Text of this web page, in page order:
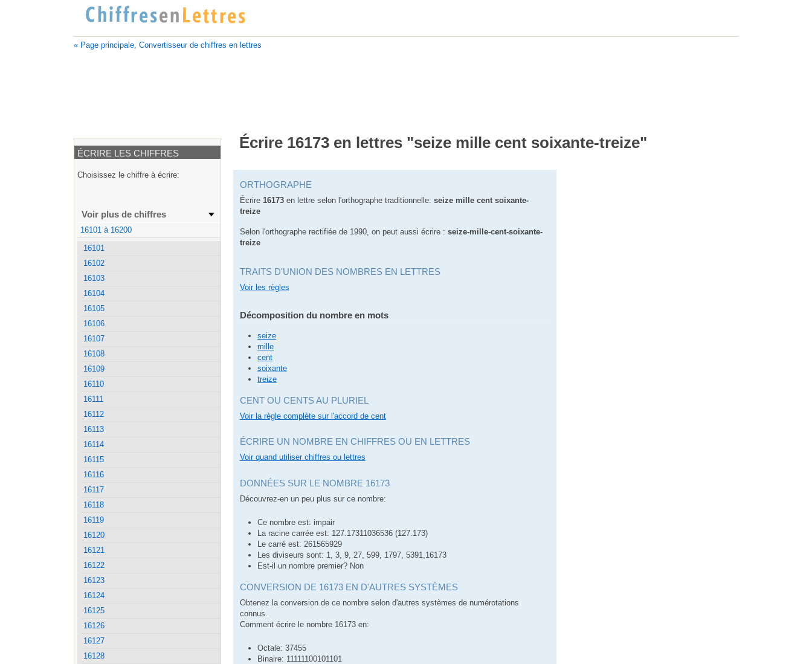
« Page principale, Convertisseur de chiffres en lettres
Écrire 16173 en lettres "seize mille cent soixante-treize"
ORTHOGRAPHE
Écrire 16173en lettre selon l'orthographe traditionnelle: seize mille cent soixante-
treize
Selon l'orthographe rectifiée de 1990, on peut aussi écrire : seize-mille-cent-soixante-
treize
TRAITS D'UNION DES NOMBRES EN LETTRES
Voir les règles
Décomposition du nombre en mots
seize
mille
cent
soixante
treize
CENT OU CENTS AU PLURIEL
Voir la règle complète sur l'accord de cent
ÉCRIRE UN NOMBRE EN CHIFFRES OU EN LETTRES
Voir quand utiliser chiffres ou lettres
DONNÉES SUR LE NOMBRE 16173
Découvrez-en un peu plus sur ce nombre:
Ce nombre est: impair
La racine carrée est: 127.17311036536 (127.173)
Le carré est: 261565929
Les diviseurs sont: 1, 3, 9, 27, 599, 1797, 5391,16173
Est-il un nombre premier? Non
CONVERSION DE 16173 EN D'AUTRES SYSTÈMES
Obtenez la conversion de ce nombre selon d'autres systèmes de numérotations
connus.
Comment écrire le nombre 16173 en:
Octale: 37455
Binaire: 11111100101101
ÉCRIRE LES CHIFFRES
Choisissez le chiffre à écrire:
Voir plus de chiffres
16101 à 16200
16101
16102
16103
16104
16105
16106
16107
16108
16109
16110
16111
16112
16113
16114
16115
16116
16117
16118
16119
16120
16121
16122
16123
16124
16125
16126
16127
16128